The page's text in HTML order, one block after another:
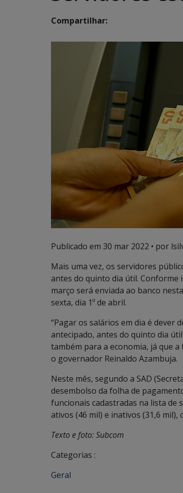
Compartilhar:
Publicado em 30 mar 2022 • por
Mais uma vez, os servidores
antes do quinto dia útil. Conforme
março será enviada ao banco
sexta, dia 1º de abril.
“Pagar os salários em dia é dever
antecipado, antes do quinto dia
também para a economia, já que
o governador Reinaldo Azambuja.
Neste mês, segundo a SAD
desembolso da folha de
funcionais cadastradas na lista de
ativos (46 mil) e inativos (31,6
Texto e foto: Subcom
Categorias :
Geral